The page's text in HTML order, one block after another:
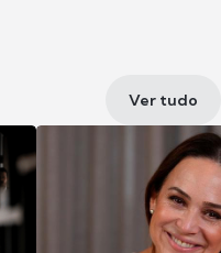
Ver tudo